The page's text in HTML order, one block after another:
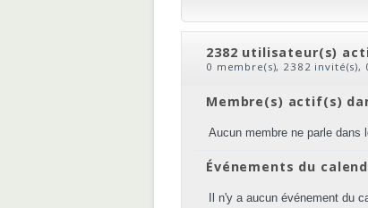
2382 utilisateur(s)
0 membre(s), 2382
Membre(s) actif(s)
Aucun membre ne parle dans
Événements du
Il n'y a aucun événement du